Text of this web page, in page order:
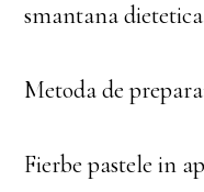
smantana
Metoda de
Fierbe pastele in